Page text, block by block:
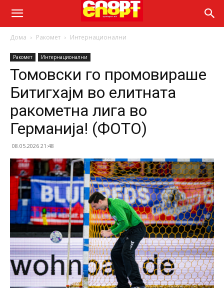
Дома Ракомет Интернационални
Ракомет Интернационални
Томовски го промовираше
Битигхајм во елитната
ракометна лига во
Германија! (ФОТО)
08.05.2026 21:48